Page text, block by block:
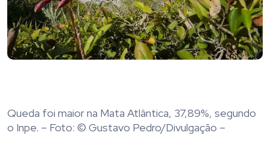
Queda foi maior na Mata Atlântica, 37,89%, segundo
o Inpe. – Foto: © Gustavo Pedro/Divulgação –